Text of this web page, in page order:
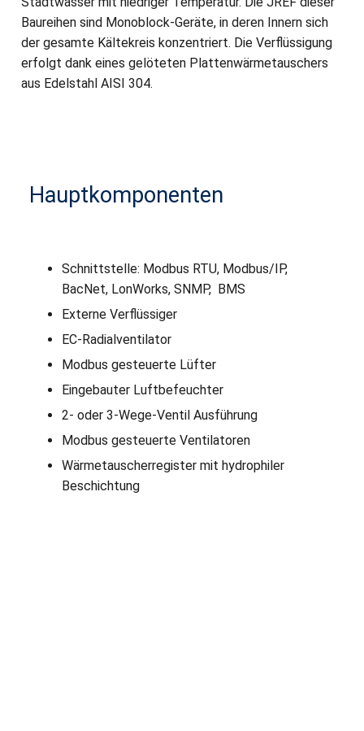
Baureihen sind Monoblock-Geräte, in deren Innern sich
der gesamte Kältekreis konzentriert. Die Verflüssigung
erfolgt dank eines gelöteten Plattenwärmetauschers
aus Edelstahl AISI 304.
Hauptkomponenten
Schnittstelle: Modbus RTU, Modbus/IP,
BacNet, LonWorks, SNMP, BMS
Externe Verflüssiger
EC-Radialventilator
Modbus gesteuerte Lüfter
Eingebauter Luftbefeuchter
2- oder 3-Wege-Ventil Ausführung
Modbus gesteuerte Ventilatoren
Wärmetauscherregister mit hydrophiler
Beschichtung